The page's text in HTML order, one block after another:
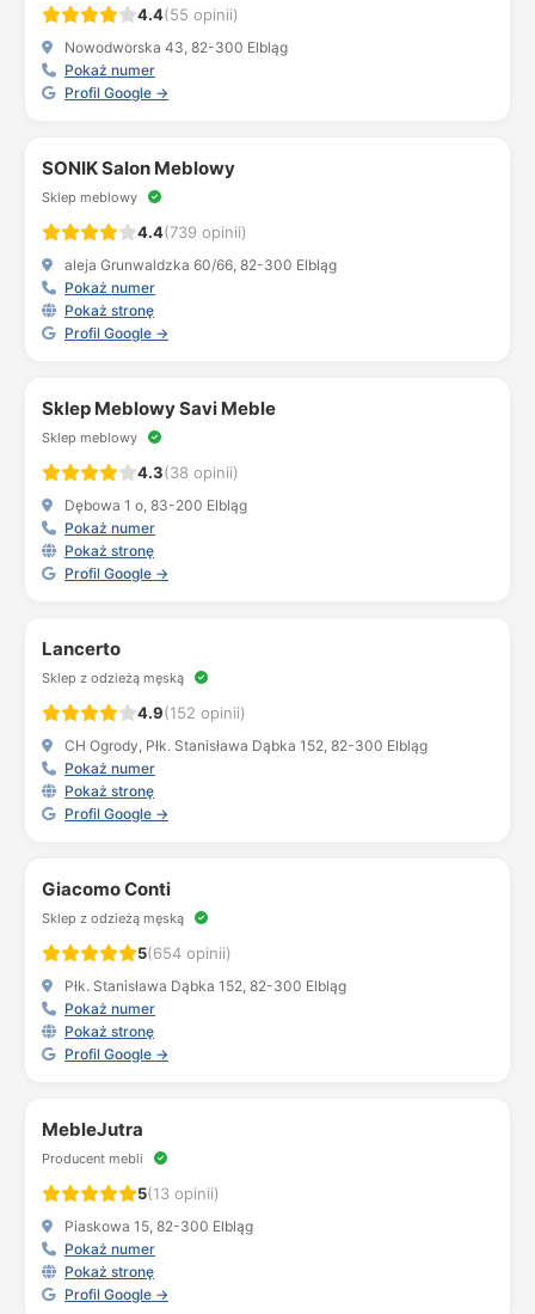
4.4(55 opinii)
Nowodworska 43, 82-300 Elbląg
Pokaż numer
Profil Google →
SONIK Salon Meblowy
Sklep meblowy
4.4(739 opinii)
aleja Grunwaldzka 60/66, 82-300 Elbląg
Pokaż numer
Pokaż stronę
Profil Google →
Sklep Meblowy Savi Meble
Sklep meblowy
4.3(38 opinii)
Dębowa 1 o, 83-200 Elbląg
Pokaż numer
Pokaż stronę
Profil Google →
Lancerto
Sklep z odzieżą męską
4.9(152 opinii)
CH Ogrody, Płk. Stanisława Dąbka 152, 82-300 Elbląg
Pokaż numer
Pokaż stronę
Profil Google →
Giacomo Conti
Sklep z odzieżą męską
5(654 opinii)
Płk. Stanisława Dąbka 152, 82-300 Elbląg
Pokaż numer
Pokaż stronę
Profil Google →
MebleJutra
Producent mebli
5(13 opinii)
Piaskowa 15, 82-300 Elbląg
Pokaż numer
Pokaż stronę
Profil Google →